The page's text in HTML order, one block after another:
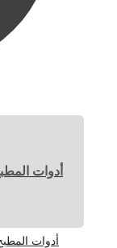
أدوات
أدوات